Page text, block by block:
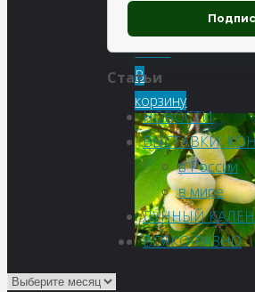
126₽
В
корзину
Статьи
НОВОСТИ
ВЫСТАВКИ,
в России
в мире
ЛУННЫЙ
ВСЯКО-РАЗНО